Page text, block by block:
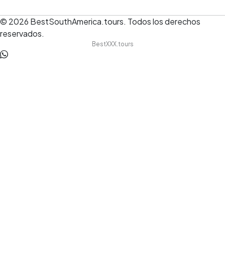
© 2026 BestSouthAmerica.tours. Todos los derechos
reservados.
BestXXX.tours